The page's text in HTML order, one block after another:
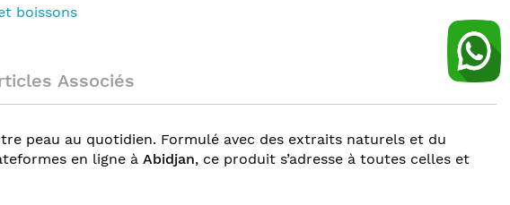
boissons
peau au quotidien. Formulé avec des extraits naturels et du
en ligne à Abidjan, ce produit s’adresse à toutes celles et
Associés